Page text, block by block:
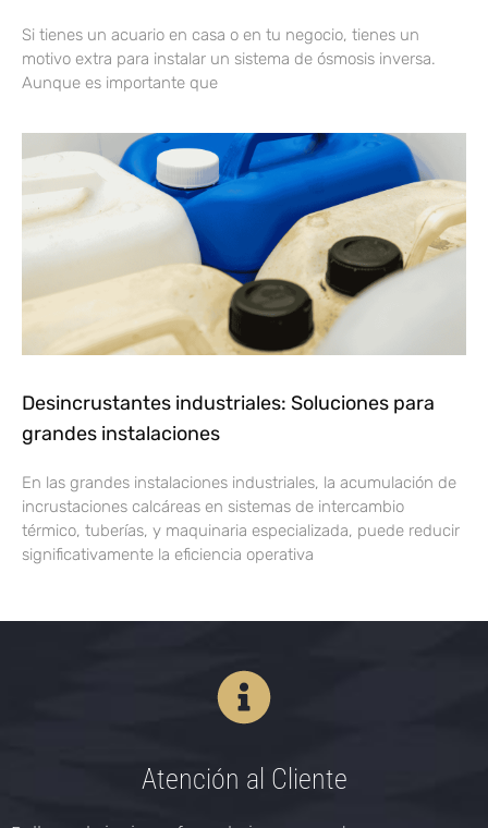
Si tienes un acuario en casa o en tu negocio, tienes un
motivo extra para instalar un sistema de ósmosis inversa.
Aunque es importante que
Desincrustantes industriales: Soluciones para
grandes instalaciones
En las grandes instalaciones industriales, la acumulación de
incrustaciones calcáreas en sistemas de intercambio
térmico, tuberías, y maquinaria especializada, puede reducir
significativamente la eficiencia operativa
Atención al Cliente